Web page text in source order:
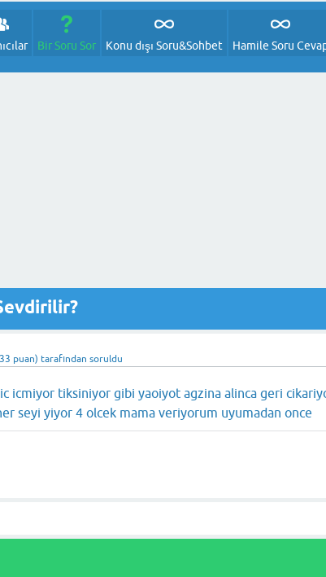
Bir Soru Sor Konu dışı Soru&Sohbet Hamile Soru
puan) tarafından soruldu
icmiyor tiksiniyor gibi yaoiyot agzina alinca geri
seyi yiyor 4 olcek mama veriyorum uyumadan once